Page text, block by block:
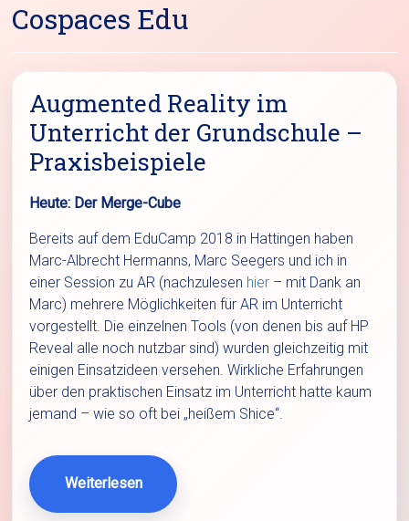
Cospaces Edu
Augmented Reality im
Unterricht der Grundschule –
Praxisbeispiele
Heute: Der Merge-Cube
Bereits auf dem EduCamp 2018 in Hattingen haben
Marc-Albrecht Hermanns, Marc Seegers und ich in
einer Session zu AR (nachzulesen hier – mit Dank an
Marc) mehrere Möglichkeiten für AR im Unterricht
vorgestellt. Die einzelnen Tools (von denen bis auf HP
Reveal alle noch nutzbar sind) wurden gleichzeitig mit
einigen Einsatzideen versehen. Wirkliche Erfahrungen
über den praktischen Einsatz im Unterricht hatte kaum
jemand – wie so oft bei „heißem Shice“.
Weiterlesen